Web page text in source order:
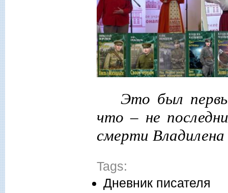
Это был
что – не
смерти
Tags:
Дневник писателя